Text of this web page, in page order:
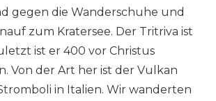
gegen die Wanderschuhe und
zum Kratersee. Der Tritriva ist
ist er 400 vor Christus
Von der Art her ist der Vulkan
in Italien. Wir wanderten